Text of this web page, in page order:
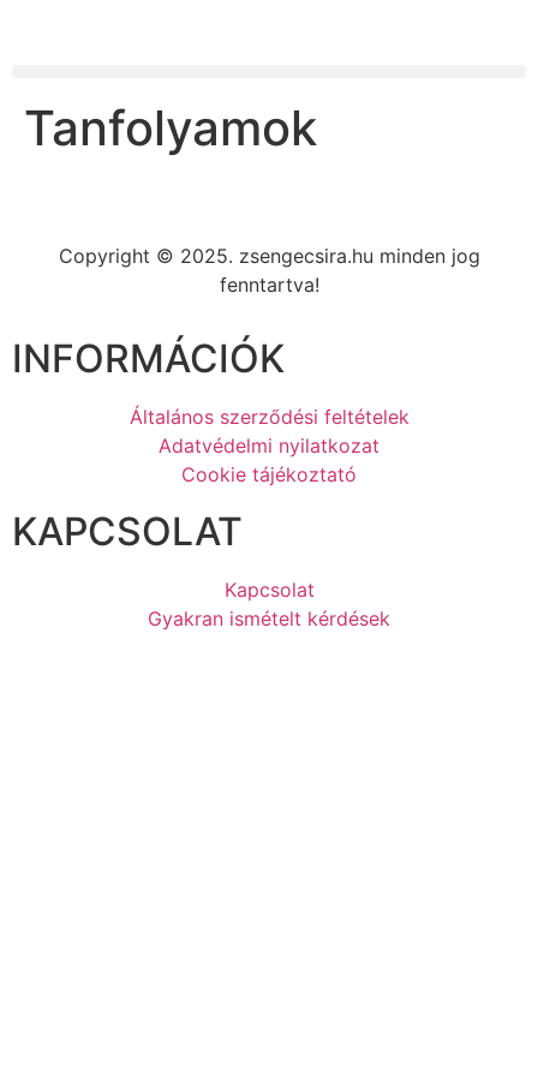
Tanfolyamok
Copyright © 2025. zsengecsira.hu minden jog
fenntartva!
INFORMÁCIÓK
Általános szerződési feltételek
Adatvédelmi nyilatkozat
Cookie tájékoztató
KAPCSOLAT
Kapcsolat
Gyakran ismételt kérdések